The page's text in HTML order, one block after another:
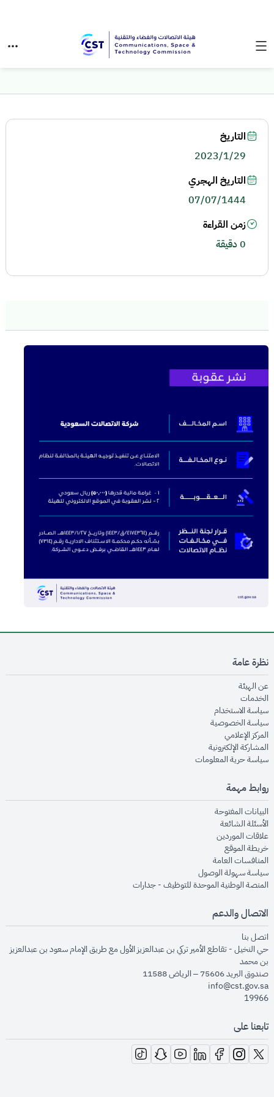
التاريخ
2023/1/29
التاريخ الهجري
07/07/1444
زمن القراءة
0 دقيقة
نظرة عامة
عن الهيئةopens in new window
الخدماتopens in new window
سياسة الاستخدام
سياسة الخصوصيةopens in new window
المركز الإعلاميopens in new window
المشاركة الإلكترونيةopens in new window
سياسة حرية المعلوماتopens in new window
روابط مهمة
البيانات المفتوحةopens in new window
الأسئلة الشائعةopens in new window
علاقات الموردينopens in new window
خريطة الموقعopens in new window
المنافسات العامةopens in new window
سياسة سهولة الوصولopens in new window
المنصة الوطنية الموحدة للتوظيف - جداراتopens in new window
الاتصال والدعم
اتصل بنا
حي النخيل - تقاطع الأمير تركي بن عبدالعزيز الأول مع طريق الإمام سعود بن عبدالعزيز
بن محمد
صندوق البريد 75606 – الرياض 11588
info@cst.gov.sa
19966
تابعنا على
opens in new window
opens in new window
opens in new window
opens in new window
opens in new window
opens in new window
opens in new window